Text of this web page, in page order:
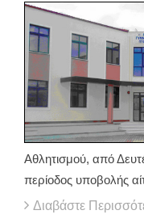
Αθλητισμού, από
περίοδος υποβολής
Διαβάστε